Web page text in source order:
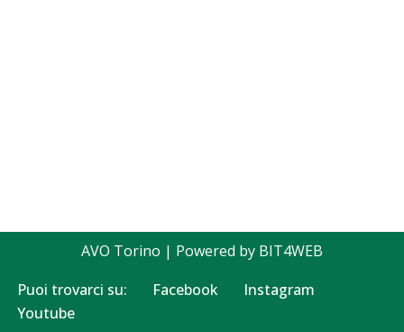
AVO Torino | Powered by BIT4WEB
Puoi trovarci su:
Facebook
Instagram
Youtube